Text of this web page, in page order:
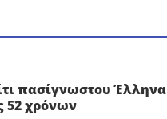
πασίγνωστου Έλληνα
52 χρόνων